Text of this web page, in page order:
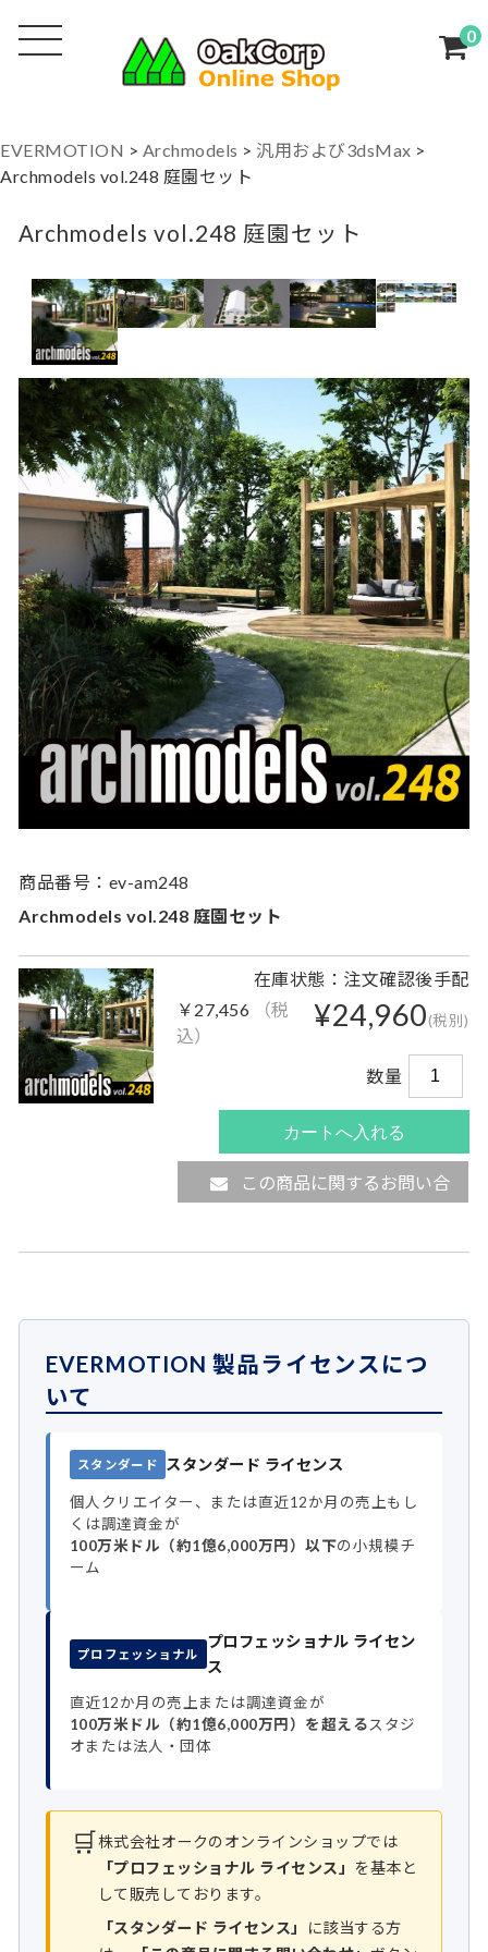
0
EVERMOTION > Archmodels > 汎用および3dsMax >
Archmodels vol.248 庭園セット
Archmodels vol.248 庭園セット
商品番号：ev-am248
Archmodels vol.248 庭園セット
在庫状態：注文確認後手配
¥24,960(税別)
￥27,456
（税
込）
数量
この商品に関するお問い合
EVERMOTION 製品ライセンスにつ
いて
スタンダード スタンダード ライセンス
個人クリエイター、または直近12か月の売上もし
くは調達資金が
100万米ドル（約1億6,000万円）以下の小規模チ
ーム
プロフェッショナル
プロフェッショナル ライセン
ス
直近12か月の売上または調達資金が
100万米ドル（約1億6,000万円）を超えるスタジ
オまたは法人・団体
🛒株式会社オークのオンラインショップでは
「プロフェッショナル ライセンス」 を基本と
して販売しております。
「スタンダード ライセンス」
に該当する方